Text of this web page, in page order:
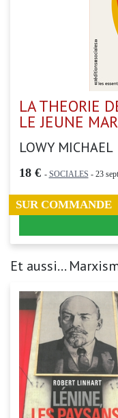
LA THEORIE
LE JEUNE
LOWY MICHAEL
18 € - SOCIALES - 23
SUR COMMANDE
Et aussi...